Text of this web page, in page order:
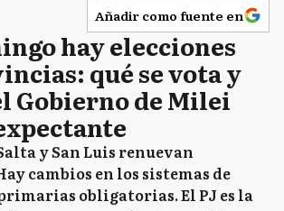
Añadir como fuente en
hay elecciones
qué se vota y
Gobierno de Milei
y San Luis renuevan
cambios en los sistemas de
obligatorias. El PJ es la